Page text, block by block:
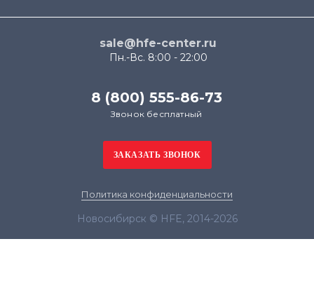
sale@hfe-center.ru
Пн.-Вс. 8:00 - 22:00
8 (800) 555-86-73
Звонок бесплатный
Политика конфиденциальности
Новосибирск © HFE, 2014-2026